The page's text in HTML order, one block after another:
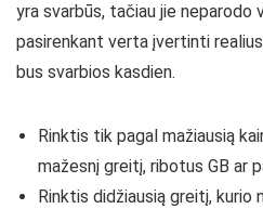
yra svarbūs, tačiau jie neparodo
pasirenkant verta įvertinti
bus svarbios kasdien.
Rinktis tik pagal mažiausią
mažesnį greitį, ribotus GB ar
Rinktis didžiausią greitį,